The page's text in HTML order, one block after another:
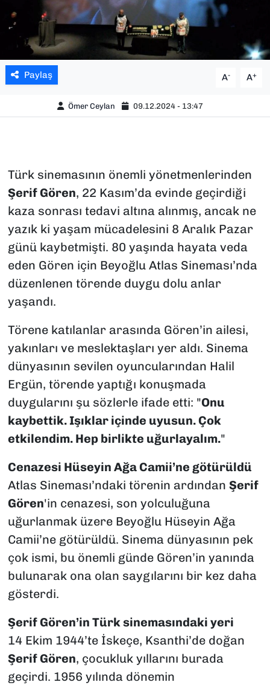
Paylaş A- A+
Ömer Ceylan 09.12.2024 - 13:47
Türk sinemasının önemli yönetmenlerinden
Şerif Gören, 22 Kasım’da evinde geçirdiği
kaza sonrası tedavi altına alınmış, ancak ne
yazık ki yaşam mücadelesini 8 Aralık Pazar
günü kaybetmişti. 80 yaşında hayata veda
eden Gören için Beyoğlu Atlas Sineması’nda
düzenlenen törende duygu dolu anlar
yaşandı.
Törene katılanlar arasında Gören’in ailesi,
yakınları ve meslektaşları yer aldı. Sinema
dünyasının sevilen oyuncularından Halil
Ergün, törende yaptığı konuşmada
duygularını şu sözlerle ifade etti: "Onu
kaybettik. Işıklar içinde uyusun. Çok
etkilendim. Hep birlikte uğurlayalım."
Cenazesi Hüseyin Ağa Camii’ne götürüldü
Atlas Sineması’ndaki törenin ardından Şerif
Gören'in cenazesi, son yolculuğuna
uğurlanmak üzere Beyoğlu Hüseyin Ağa
Camii’ne götürüldü. Sinema dünyasının pek
çok ismi, bu önemli günde Gören’in yanında
bulunarak ona olan saygılarını bir kez daha
gösterdi.
Şerif Gören’in Türk sinemasındaki yeri
14 Ekim 1944’te İskeçe, Ksanthi’de doğan
Şerif Gören, çocukluk yıllarını burada
geçirdi. 1956 yılında dönemin
YAŞAM
YEREL YÖNETİMLER